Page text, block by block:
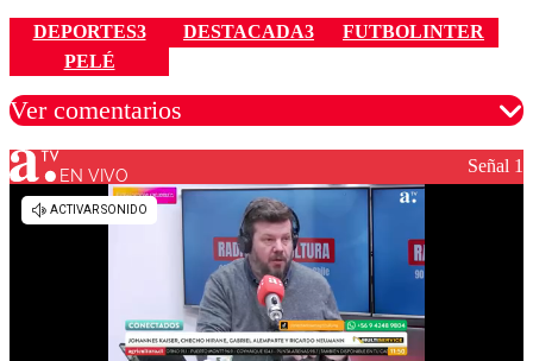
DEPORTES3 DESTACADA3
FUTBOLINTER
PELÉ
Ver comentarios
Los comentarios son moderados para garantizar un
diálogo respetuoso.
EN VIVO Señal 1